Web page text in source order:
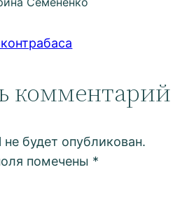
комментарий
будет опубликован.
помечены *